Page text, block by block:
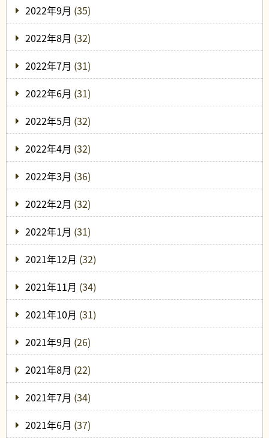
2022年9月 (35)
2022年8月 (32)
2022年7月 (31)
2022年6月 (31)
2022年5月 (32)
2022年4月 (32)
2022年3月 (36)
2022年2月 (32)
2022年1月 (31)
2021年12月 (32)
2021年11月 (34)
2021年10月 (31)
2021年9月 (26)
2021年8月 (22)
2021年7月 (34)
2021年6月 (37)